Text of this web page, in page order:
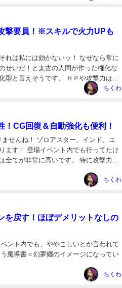
撃要員！※スキルで火力UPも
れは私には効かないッ！ なぜなら常に
せいだ！と太古の人間が作った権化な
と言えそうです。 ＨＰや攻撃力は軒
ちくわ
CG回復＆自動強化も便利！
せんね！ ゾロアスター、インド、エ
ます！ 登場イベント内でも行ってたけ
全てが非常に高いです。 特に攻撃力は
ちくわ
を戻す！ほぼデメリットなしの
ント内でも、ややこしいとか言われて
魔導書＝幻夢郷のイメージになってい
ちくわ